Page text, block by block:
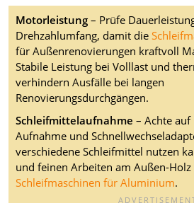
Motorleistung– Prüfe
Drehzahlumfang, damit die
für Außenrenovierungen kraftvoll
Stabile Leistung bei Volllast und
verhindern Ausfälle bei langen
Renovierungsdurchgängen.
Schleifmittelaufnahme – Achte
Aufnahme und
verschiedene Schleifmittel nutzen
und feinen Arbeiten am Außen-
Schleifmaschinen für Aluminium.